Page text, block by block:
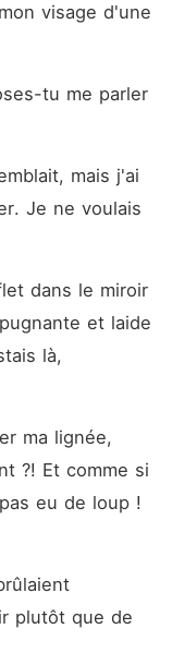
visage d'une
tu me parler
mais j'ai
Je ne voulais
dans le miroir
et laide
là,
ma lignée,
?! Et comme si
eu de loup !
plutôt que de